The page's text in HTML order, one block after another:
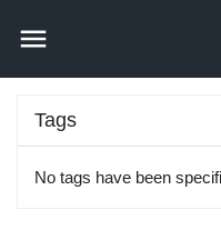

Tags
No tags have been